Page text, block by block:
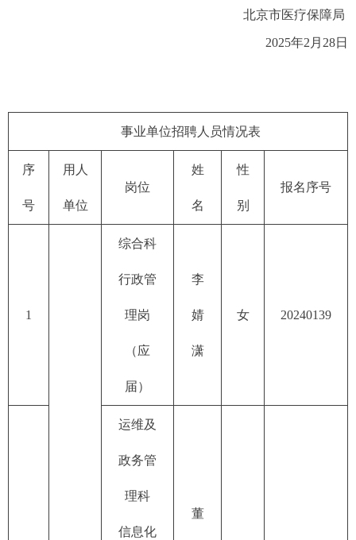
北京市医疗保障局
2025年2月28日
事业单位招聘人员情况表
序
号
用人
单位
岗位
姓
名
性
别
报名序号
1
综合科
行政管
理岗
（应
届）
李
婧
潇
女 20240139
运维及
政务管
理科
信息化
董